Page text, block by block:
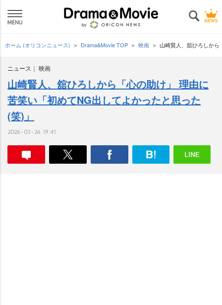
ホーム (オリコンニュース) Drama&Movie TOP 映画 山崎賢人、舘ひろしか
ニュース 映画
山崎賢人、舘ひろしから「心の助け」 理由に
苦笑い「初めてNG出してよかったと思った
(笑)」
2026-03-26 19:41